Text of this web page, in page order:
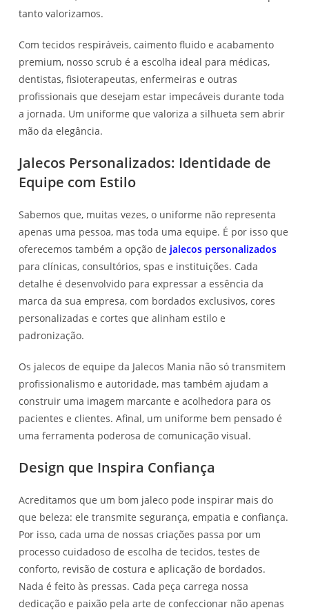
tanto valorizamos.
Com tecidos respiráveis, caimento fluido e acabamento
premium, nosso scrub é a escolha ideal para médicas,
dentistas, fisioterapeutas, enfermeiras e outras
profissionais que desejam estar impecáveis durante toda
a jornada. Um uniforme que valoriza a silhueta sem abrir
mão da elegância.
Jalecos Personalizados: Identidade de
Equipe com Estilo
Sabemos que, muitas vezes, o uniforme não representa
apenas uma pessoa, mas toda uma equipe. É por isso que
oferecemos também a opção de jalecos personalizados
para clínicas, consultórios, spas e instituições. Cada
detalhe é desenvolvido para expressar a essência da
marca da sua empresa, com bordados exclusivos, cores
personalizadas e cortes que alinham estilo e
padronização.
Os jalecos de equipe da Jalecos Mania não só transmitem
profissionalismo e autoridade, mas também ajudam a
construir uma imagem marcante e acolhedora para os
pacientes e clientes. Afinal, um uniforme bem pensado é
uma ferramenta poderosa de comunicação visual.
Design que Inspira Confiança
Acreditamos que um bom jaleco pode inspirar mais do
que beleza: ele transmite segurança, empatia e confiança.
Por isso, cada uma de nossas criações passa por um
processo cuidadoso de escolha de tecidos, testes de
conforto, revisão de costura e aplicação de bordados.
Nada é feito às pressas. Cada peça carrega nossa
dedicação e paixão pela arte de confeccionar não apenas